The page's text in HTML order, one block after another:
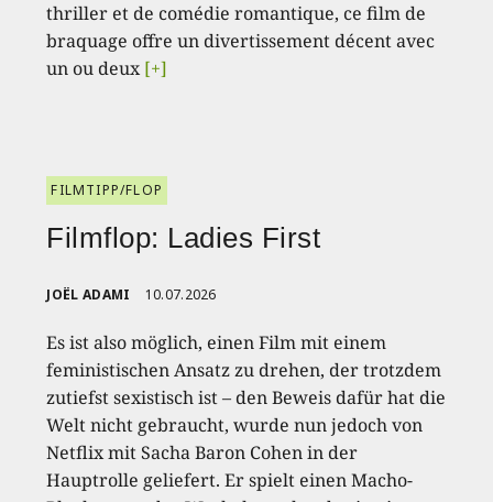
thriller et de comédie romantique, ce film de
braquage offre un divertissement décent avec
un ou deux[+]
FILMTIPP/FLOP
Filmflop: Ladies First
JOËL ADAMI 10.07.2026
Es ist also möglich, einen Film mit einem
feministischen Ansatz zu drehen, der trotzdem
zutiefst sexistisch ist – den Beweis dafür hat die
Welt nicht gebraucht, wurde nun jedoch von
Netflix mit Sacha Baron Cohen in der
Hauptrolle geliefert. Er spielt einen Macho-